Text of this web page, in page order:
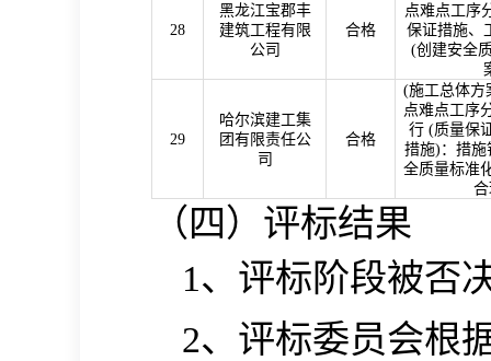
28
黑龙江宝郡丰
建筑工程有限
公司
合格
点难点工序
保证措施、
(创建安全
29
哈尔滨建工集
团有限责任公
司
合格
(施工总体方
点难点工序
行 (质量保
措施) ：措施
全质量标准
（四）评标结果
1、评标阶段被否
2、评标委员会根